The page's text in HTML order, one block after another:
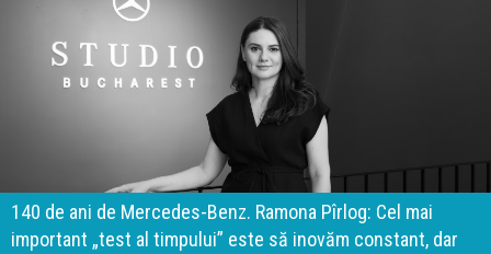
140 de ani de Mercedes-Benz. Ramona Pîrlog: Cel mai
important „test al timpului” este să inovăm constant, dar